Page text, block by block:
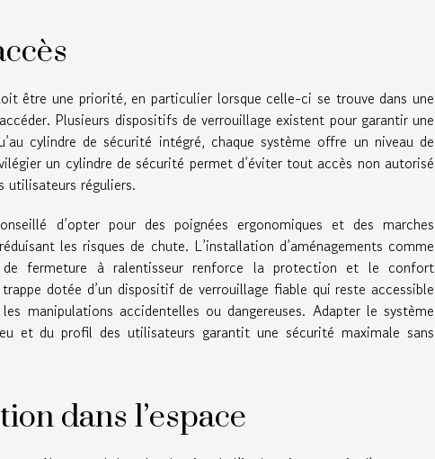
être une priorité, en particulier lorsque celle-ci se trouve dans une
Plusieurs dispositifs de verrouillage existent pour garantir une
cylindre de sécurité intégré, chaque système offre un niveau de
un cylindre de sécurité permet d’éviter tout accès non autorisé
utilisateurs réguliers.
d’opter pour des poignées ergonomiques et des marches
les risques de chute. L’installation d’aménagements comme
fermeture à ralentisseur renforce la protection et le confort
dotée d’un dispositif de verrouillage fiable qui reste accessible
manipulations accidentelles ou dangereuses. Adapter le système
et du profil des utilisateurs garantit une sécurité maximale sans
dans l’espace